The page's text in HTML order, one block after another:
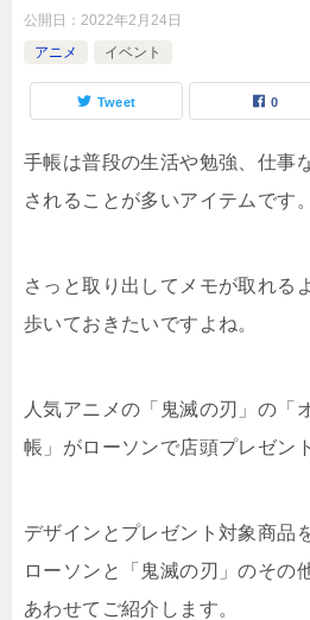
公開日： 2022年2月24日
アニメ
イベント
Tweet 0
手帳は普段の生活や勉強、仕事
されることが多いアイテムです。
さっと取り出してメモが取れる
歩いておきたいですよね。
人気アニメの「鬼滅の刃」の「
帳」がローソンで店頭プレゼン
デザインとプレゼント対象商品
ローソンと「鬼滅の刃」のその
あわせてご紹介します。